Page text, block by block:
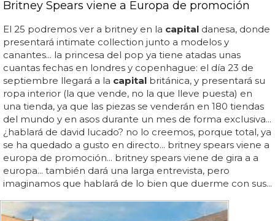
Britney Spears viene a Europa de promoción
El 25 podremos ver a britney en la capital danesa, donde
presentará intimate collection junto a modelos y
canantes... la princesa del pop ya tiene atadas unas
cuantas fechas en londres y copenhague: el día 23 de
septiembre llegará a la capital británica, y presentará su
ropa interior (la que vende, no la que lleve puesta) en
una tienda, ya que las piezas se venderán en 180 tiendas
del mundo y en asos durante un mes de forma exclusiva...
¿hablará de david lucado? no lo creemos, porque total, ya
se ha quedado a gusto en directo... britney spears viene a
europa de promoción... britney spears viene de gira a a
europa... también dará una larga entrevista, pero
imaginamos que hablará de lo bien que duerme con sus...